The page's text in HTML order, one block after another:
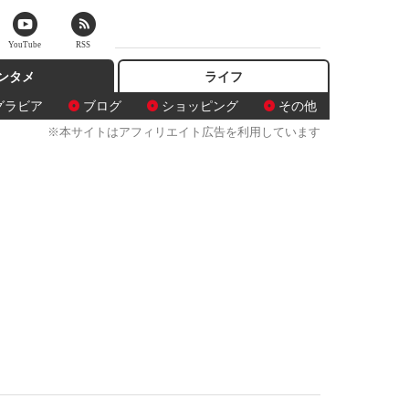
タメ
ラビア
ブログ ショッピング その他
ライフ
※本サイトはアフィリエイト広告を利用しています
YouTube RSS